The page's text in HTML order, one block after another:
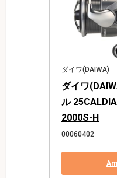
ダイワ(DAIWA)
ダイワ
ル
2000S-H
00060402